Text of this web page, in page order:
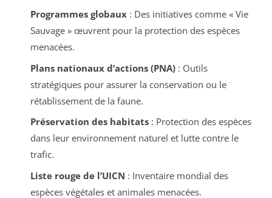
Programmes globaux: Des initiatives comme « Vie
Sauvage » œuvrent pour la protection des espèces
menacées.
Plans nationaux d’actions (PNA): Outils
stratégiques pour assurer la conservation ou le
rétablissement de la faune.
Préservation des habitats: Protection des espèces
dans leur environnement naturel et lutte contre le
trafic.
Liste rouge de l’UICN : Inventaire mondial des
espèces végétales et animales menacées.